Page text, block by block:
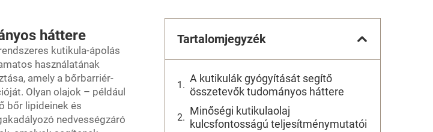
háttere
kutikula-ápolás
használatának
amely a bőrbarriér-
Olyan olajok – például
bőr lipideinek és
nedvességzáró
Tartalomjegyzék
A kutikulák gyógyítását segítő
összetevők tudományos háttere
Minőségi kutikulaolaj
kulcsfontosságú teljesítménymutatói